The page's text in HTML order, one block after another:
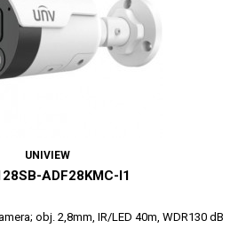
UNIVIEW
ADF28KMC-I1
obj. 2,8mm, IR/LED 40m, WDR130 dB